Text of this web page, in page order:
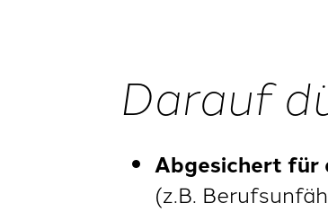
Darauf
Abgesichert für
(z.B.